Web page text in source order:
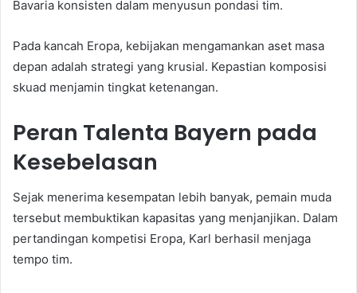
Bavaria konsisten dalam menyusun pondasi tim.
Pada kancah Eropa, kebijakan mengamankan aset masa
depan adalah strategi yang krusial. Kepastian komposisi
skuad menjamin tingkat ketenangan.
Peran Talenta Bayern pada
Kesebelasan
Sejak menerima kesempatan lebih banyak, pemain muda
tersebut membuktikan kapasitas yang menjanjikan. Dalam
pertandingan kompetisi Eropa, Karl berhasil menjaga
tempo tim.